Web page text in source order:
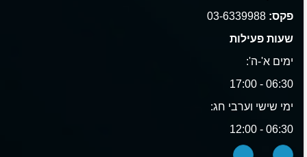
פקס:
שעות פעילות
ימים א'-ה':
06:30 - 17:00
ימי שישי וערבי חג:
06:30 - 12:00